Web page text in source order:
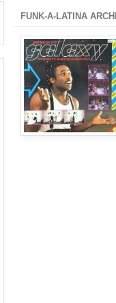
FUNK-A-LATINA